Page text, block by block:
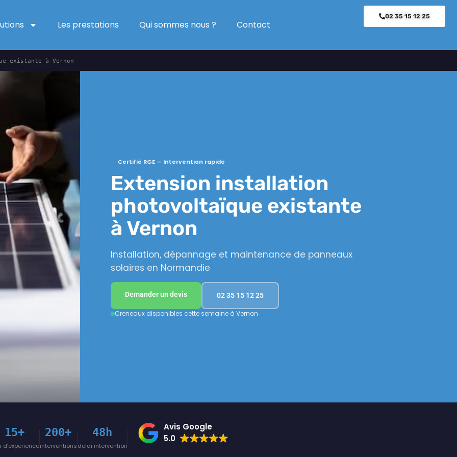
Les prestations Qui sommes nous ? Contact
02 35 15 12 25
existante à Vernon
Certifié RGE — Intervention rapide
Extension installation
photovoltaïque existante
à Vernon
Installation, dépannage et maintenance de panneaux
solaires en Normandie
Demander un devis 02 35 15 12 25
Creneaux disponibles cette semaine à Vernon
15+
d'experience
200+
interventions
48h
delai intervention
Avis Google
5.0